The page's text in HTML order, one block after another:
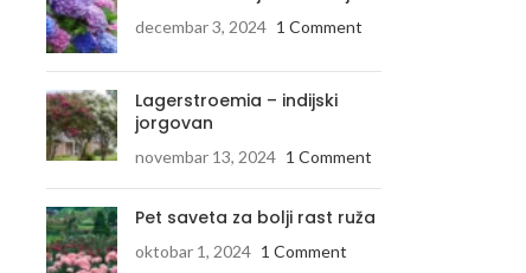
decembar 3, 2024 1 Comment
Lagerstroemia – indijski
jorgovan
novembar 13, 2024 1 Comment
Pet saveta za bolji rast ruža
oktobar 1, 2024 1 Comment